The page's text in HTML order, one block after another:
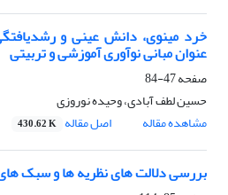
خرد مینوی، دانش عینی و
عنوان مبانی نوآوری آموزشی و تربیتی
صفحه47-84
حسین لطف آبادی، وحیده نوروزی
مشاهده مقاله
اصل مقاله 430.62 K
بررسی دلالت های نظریه ها و سبک